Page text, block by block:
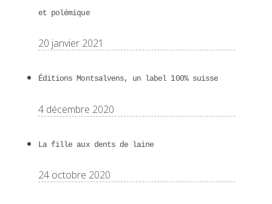
et polémique
20 janvier 2021
Éditions Montsalvens, un label 100% suisse
4 décembre 2020
La fille aux dents de laine
24 octobre 2020